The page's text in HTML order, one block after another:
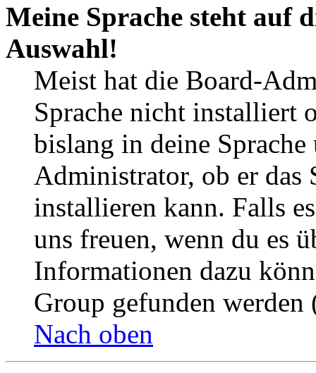
Meine Sprache steht auf
Auswahl!
Meist hat die Board-
Sprache nicht installiert
bislang in deine
Administrator, ob er das
installieren kann. Falls
uns freuen, wenn du es
Informationen dazu
Group gefunden
Nach oben